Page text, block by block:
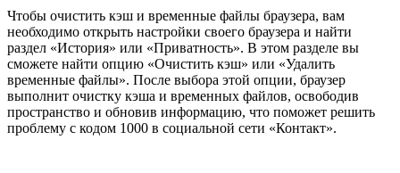
Чтобы очистить кэш и временные файлы браузера, вам
необходимо открыть настройки своего браузера и найти
раздел «История» или «Приватность». В этом разделе вы
сможете найти опцию «Очистить кэш» или «Удалить
временные файлы». После выбора этой опции, браузер
выполнит очистку кэша и временных файлов, освободив
пространство и обновив информацию, что поможет решить
проблему с кодом 1000 в социальной сети «Контакт».